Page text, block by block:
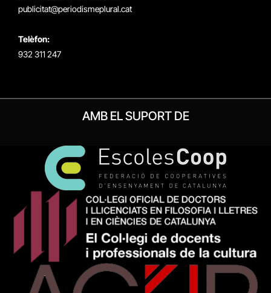
publicitat@periodismeplural.cat
Telèfon:
932 311 247
AMB EL SUPORT DE